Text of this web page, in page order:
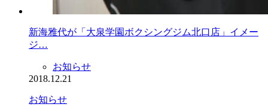
新海雅代が「大泉学園ボクシングジム北口店」イメー
ジ…
お知らせ
2018.12.21
お知らせ